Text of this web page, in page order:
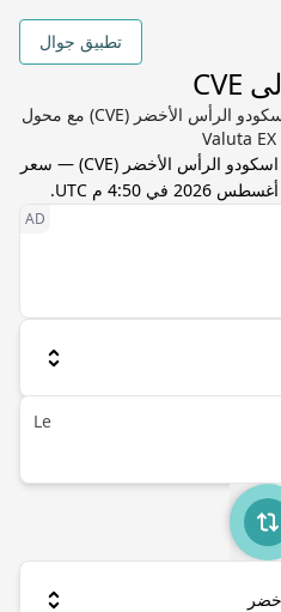
تطبيق جوال
تحويل ليون سيراليوني (SLL) إلى اسكودو الرأس الأخضر (CVE) مع محول
اسكودو الرأس الأخضر (
CVE) — سعر
.
Le